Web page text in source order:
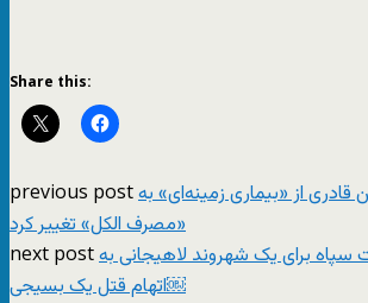
Share this:
previous postاز «بیماری زمینه‌ای» به
«مصرف الکل» تغییر کرد
next postسپاه برای یک شهروند لاهیجانی به
اتهام قتل یک بسیجی￼